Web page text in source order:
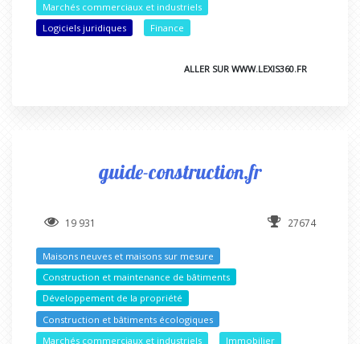
Marchés commerciaux et industriels
Logiciels juridiques
Finance
ALLER SUR WWW.LEXIS360.FR
guide-construction.fr
19 931 27674
Maisons neuves et maisons sur mesure
Construction et maintenance de bâtiments
Développement de la propriété
Construction et bâtiments écologiques
Marchés commerciaux et industriels
Immobilier